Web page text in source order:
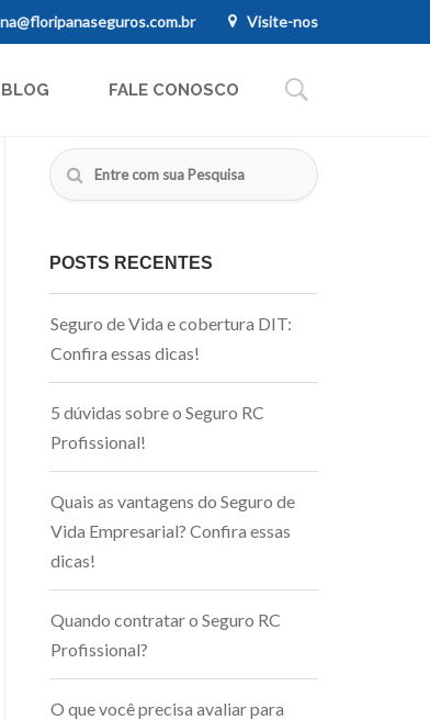
Visite-nos
BLOG FALE CONOSCO
POSTS RECENTES
Seguro de Vida e cobertura DIT:
Confira essas dicas!
5 dúvidas sobre o Seguro RC
Profissional!
Quais as vantagens do Seguro de
Vida Empresarial? Confira essas
dicas!
Quando contratar o Seguro RC
Profissional?
O que você precisa avaliar para